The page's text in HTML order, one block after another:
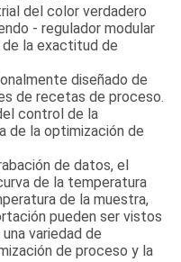
del color verdadero
- regulador modular
la exactitud de
diseñado de
de recetas de proceso.
control de la
de la optimización de
de datos, el
de la temperatura
de la muestra,
pueden ser vistos
variedad de
de proceso y la